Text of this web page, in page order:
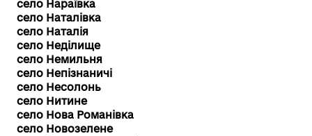
село Нараївка
село Наталівка
село Наталія
село Неділище
село Немильня
село Непізнаничі
село Несолонь
село Нитине
село Нова Романівка
село Новозелене